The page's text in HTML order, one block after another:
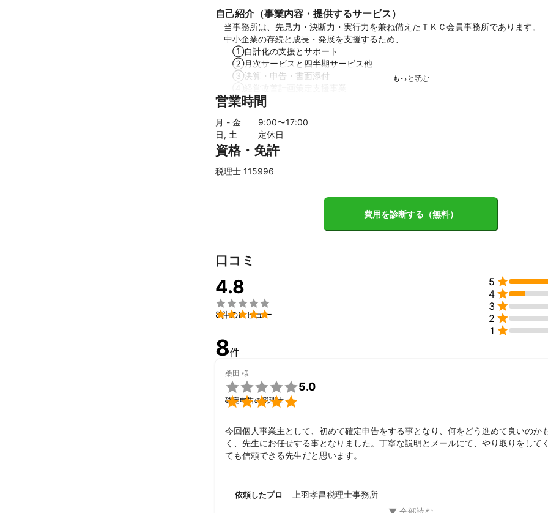
自己紹介（事業内容・提供するサービス）
当事務所は、先見力・決断力・実行力を兼ね備えたＴＫＣ会員事務所であります。
中小企業の存続と成長・発展を支援するため、
①自計化の支援とサポート
②月次サービスと四半期サービス他
③決算・申告・書面添付
以上の業務を基本的に行っております。
【略歴】
大阪府立大学大学院修了。中堅及び大手税理士事務所で実務を経験し、
大阪府立大学にて客員研究員を経て、上羽孝昌税理士事務所を開業。
日本繊維製品消費科学会・商工会・金融機関その他
・「消費税法における「益税」の発生要因の解明
－公益法人の取り扱いについて－」（租税資料館奨励賞受賞）
企業の先を見通す力を持ち、企業の現在位置を確認し、将来に関する助言と方向性
できます。
一流を目指す経営者には、「夢を実現するための戦略ビジョン」を持ってもらいたいと考えておりま
営業時間
月 - 金 9:00〜17:00
日, 土
定休日
資格・免許
税理士 115996
費用を診断する（無料）
口コミ
4.8


8件のレビュー
5 
4 
3 
2 
1 
8件
桑田 様


5.0
確定申告の税理士
今回個人事業主として、初めて確定申告をする事となり、何をどう進めて良いのか
く、先生にお任せする事となりました。丁寧な説明とメールにて、やり取りをして
ても信頼できる先生だと思います。
依頼したプロ 上羽孝昌税理士事務所